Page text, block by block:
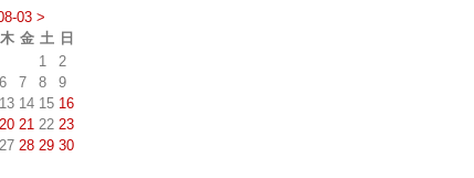
03 >
木 金 土 日
1
2
6 7 8
9
13 14 15 16
20 21 22 23
27 28 29 30